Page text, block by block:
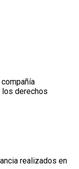
los derechos
realizados en